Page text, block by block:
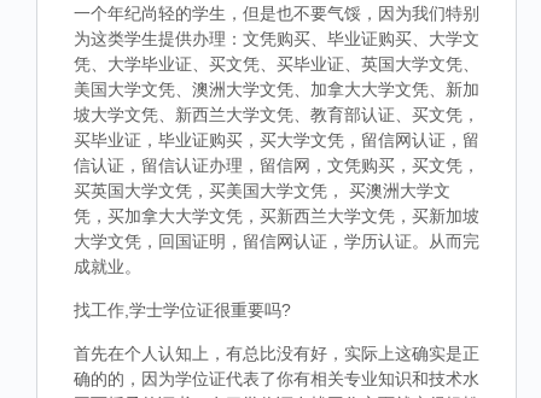
一个年纪尚轻的学生，但是也不要气馁，因为我们特别
为这类学生提供办理：文凭购买、毕业证购买、大学文
凭、大学毕业证、买文凭、买毕业证、英国大学文凭、
美国大学文凭、澳洲大学文凭、加拿大大学文凭、新加
坡大学文凭、新西兰大学文凭、教育部认证、买文凭，
买毕业证，毕业证购买，买大学文凭，留信网认证，留
信认证，留信认证办理，留信网，文凭购买，买文凭，
买英国大学文凭，买美国大学文凭， 买澳洲大学文
凭，买加拿大大学文凭，买新西兰大学文凭，买新加坡
大学文凭，回国证明，留信网认证，学历认证。从而完
成就业。
找工作,学士学位证很重要吗?
首先在个人认知上，有总比没有好，实际上这确实是正
确的的，因为学位证代表了你有相关专业知识和技术水